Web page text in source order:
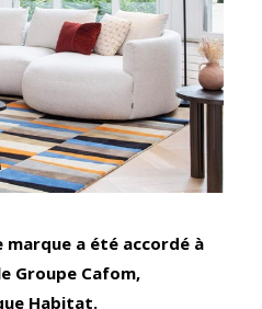
marque a été accordé à
Groupe Cafom,
Habitat.